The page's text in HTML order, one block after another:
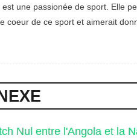
une passionée de sport. Elle
coeur de ce sport et aimerait